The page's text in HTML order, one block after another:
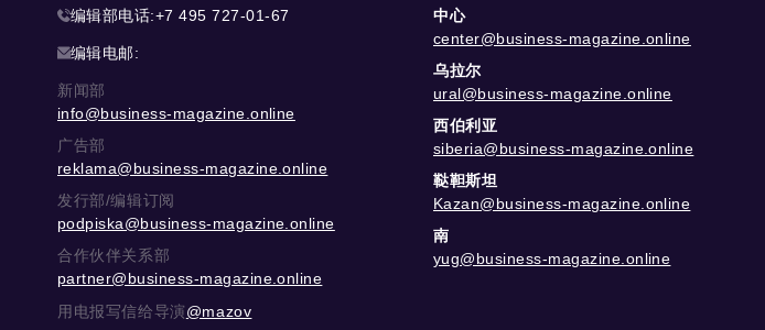
编辑部电话:+7 495 727-01-67
编辑电邮:
新闻部
info@business-magazine.online
广告部
reklama@business-magazine.online
发行部/编辑订阅
podpiska@business-magazine.online
合作伙伴关系部
partner@business-magazine.online
用电报写信给导演@mazov
中心
center@business-magazine.online
乌拉尔
ural@business-magazine.online
西伯利亚
siberia@business-magazine.online
鞑靼斯坦
Kazan@business-magazine.online
南
yug@business-magazine.online